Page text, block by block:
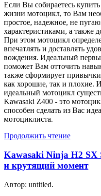
Если Вы собираетесь
жизни мотоцикл, то Вам
простое, надежное, не
характеристиками, а также
При этом мотоцикл
впечатлять и доставлять
вождения. Идеальный
поможет Вам отточить
также сформирует
как хорошие, так и плохие.
идеальный мотоцикл
Kawasaki Z400 - это
способен сделать из Вас
мотоциклиста.
Продолжить чтение
Kawasaki Ninja H2 SX
и крутящий момент
Автор: untitled.